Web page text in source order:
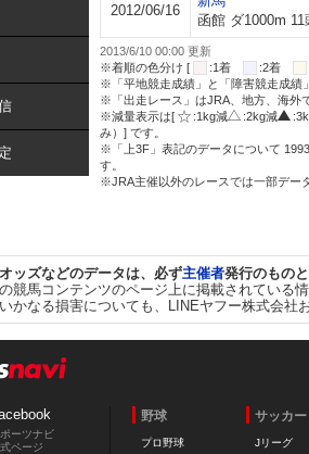
2012/06/16
函館 ダ1000m 11
2013/6/10 00:00 更新
※着順の色分け [
:1着 :2着
※「平地競走成績」と「障害競走成績
※「出走レース」はJRA、地方、海外
※減量表示は[
:1kg減 :2kg減
み）] です。
※「上3F」表記のデータについて
す。
※JRA主催以外のレースでは一部デー
ッズなどのデータは、必ず主催者発行のもの
競馬コンテンツのページ上に掲載されている
かなる損害についても、LINEヤフー株式会社
ポーツナビ
ページ
野球
プロ野球
サッカー
Jリーグ